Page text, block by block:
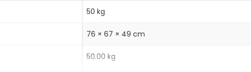
50 kg
76 × 67 × 49 cm
50.00 kg